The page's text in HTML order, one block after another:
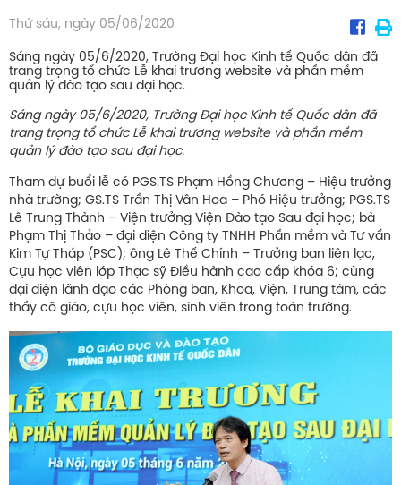
Thứ sáu, ngày 05/06/2020
Sáng ngày 05/6/2020, Trường Đại học Kinh tế Quốc dân đã
trang trọng tổ chức Lễ khai trương website và phần mềm
quản lý đào tạo sau đại học.
Sáng ngày 05/6/2020, Trường Đại học Kinh tế Quốc dân đã
trang trọng tổ chức Lễ khai trương website và phần mềm
quản lý đào tạo sau đại học.
Tham dự buổi lễ có PGS.TS Phạm Hồng Chương – Hiệu trưởng
nhà trường; GS.TS Trần Thị Vân Hoa – Phó Hiệu trưởng; PGS.TS
Lê Trung Thành – Viện trưởng Viện Đào tạo Sau đại học; bà
Phạm Thị Thảo – đại diện Công ty TNHH Phần mềm và Tư vấn
Kim Tự Tháp (PSC); ông Lê Thế Chính – Trưởng ban liên lạc,
Cựu học viên lớp Thạc sỹ Điều hành cao cấp khóa 6; cùng
đại diện lãnh đạo các Phòng ban, Khoa, Viện, Trung tâm, các
thầy cô giáo, cựu học viên, sinh viên trong toàn trường.